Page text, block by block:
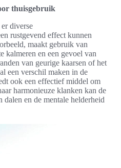
thuisgebruik
diverse
rustgevend effect kunnen
maakt gebruik van
kalmeren en een gevoel van
van geurige kaarsen of het
een verschil maken in de
ook een effectief middel om
harmonieuze klanken kan de
dalen en de mentale helderheid